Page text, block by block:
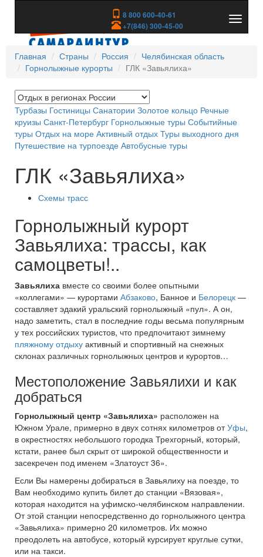
8 800 600-40-61
+7(846) 300-45-00
скрыть
Главная
Страны Россия
Челябинская область
Горнолыжные курорты
ГЛК «Завьялиха»
Турбазы Гостиницы Санатории Золотое кольцо Речные
круизы Санкт-Петербург Горнолыжные туры Событийные
туры Отдых на море Активный отдых Туры выходного дня
Путешествие на турпоезде Автобусные туры
ГЛК «Завьялиха»
Схемы трасс
Горнолыжный курорт
Завьялиха: трассы, как
самоцветы!..
Завьялиха вместе со своими более опытными
«коллегами» — курортами Абзаково, Банное и Белорецк —
составляет эдакий уральский горнолыжный «пул». А он,
надо заметить, стал в последние годы весьма популярным
у тех российских туристов, что предпочитают зимнему
пляжному отдыху активный и спортивный на снежных
склонах различных горнолыжных центров и курортов…
Местоположение Завьялихи и как
добраться
Горнолыжный центр «Завьялиха» расположен на
Южном Урале, примерно в двух сотнях километров отУфы,
в окрестностях небольшого городка Трехгорный, который,
кстати, ранее был скрыт от широкой общественности и
засекречен под именем «Златоуст 36».
Если Вы намерены добираться в Завьялиху на поезде, то
Вам необходимо купить билет до станции «Вязовая»,
которая находится на уфимско-челябинском направлении.
От этой станции непосредственно до горнолыжного центра
«Завьялиха» примерно 20 километров. Их можно
преодолеть на автобусе, который курсирует круглые сутки,
или на такси.